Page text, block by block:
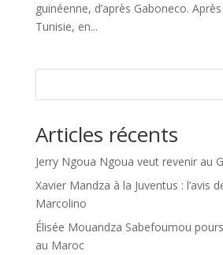
guinéenne, d’après Gaboneco.
Tunisie, en...
Articles récents
Jerry Ngoua Ngoua veut revenir au
Xavier Mandza à la Juventus : l’avis
Marcolino
Élisée Mouandza Sabefoumou
au Maroc